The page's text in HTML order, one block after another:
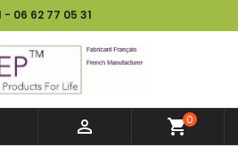
- 06 62 77 05 31
 shopping_cart0